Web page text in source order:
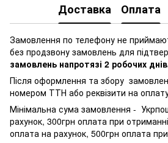
Доставка Оплата
Замовлення по телефону не
без продзвону замовлень для
замовлень напротязі 2 робочих
Після оформлення та збору
номером ТТН або реквізити на
Мінімальна сума замовлення -
рахунок, 300грн оплата при
оплата на рахунок, 500грн оплата